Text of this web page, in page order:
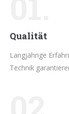
Qualität
Langjährige
Technik